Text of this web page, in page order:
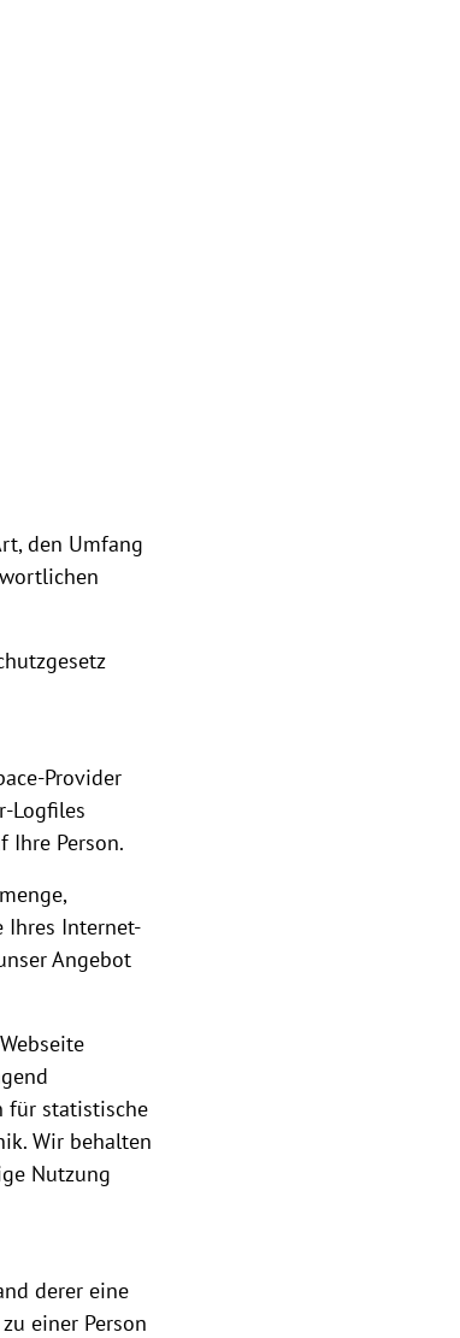
den Umfang
Provider
Logfiles
Ihre Person.
Ihres Internet-
Angebot
für statistische
Wir behalten
Nutzung
derer eine
einer Person